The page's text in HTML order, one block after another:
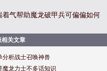
着气帮助魔龙破甲兵可偏偏如何
相关文章
分析战士召唤神兽
魔龙力士不多话知识